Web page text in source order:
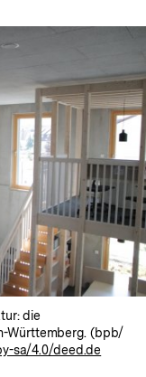
die
Württemberg. (bpb/
sa/4.0/deed.de